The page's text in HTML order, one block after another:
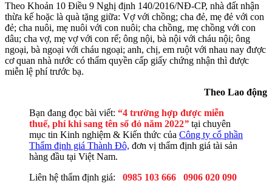
Theo Khoản 10 Điều 9 Nghị định 140/2016/NĐ-CP, nhà đất nhận
thừa kế hoặc là quà tặng giữa: Vợ với chồng; cha đẻ, mẹ đẻ với con
đẻ; cha nuôi, mẹ nuôi với con nuôi; cha chồng, mẹ chồng với con
dâu; cha vợ, mẹ vợ với con rể; ông nội, bà nội với cháu nội; ông
ngoại, bà ngoại với cháu ngoại; anh, chị, em ruột với nhau nay được
cơ quan nhà nước có thẩm quyền cấp giấy chứng nhận thì được
miễn lệ phí trước bạ.
Theo Lao động
Bạn đang đọc bài viết: “4 trường hợp được miễn
thuế, phí khi sang tên sổ đỏ năm 2022” tại chuyên
mục tin Kinh nghiệm & Kiến thức của Công ty cổ phần
Thẩm định giá Thành Đô, đơn vị thẩm định giá tài sản
hàng đầu tại Việt Nam.
Liên hệ thẩm định giá:
0985 103 666
0906 020 090